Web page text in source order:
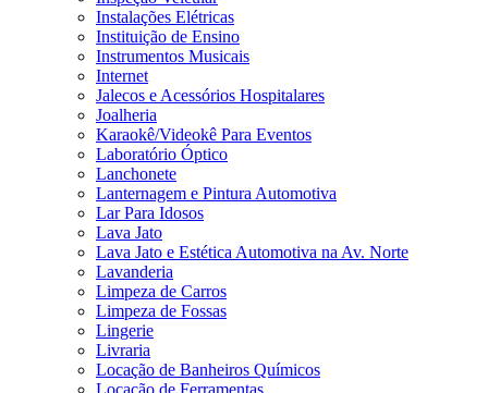
Instalações Elétricas
Instituição de Ensino
Instrumentos Musicais
Internet
Jalecos e Acessórios Hospitalares
Joalheria
Karaokê/Videokê Para Eventos
Laboratório Óptico
Lanchonete
Lanternagem e Pintura Automotiva
Lar Para Idosos
Lava Jato
Lava Jato e Estética Automotiva na Av. Norte
Lavanderia
Limpeza de Carros
Limpeza de Fossas
Lingerie
Livraria
Locação de Banheiros Químicos
Locação de Ferramentas